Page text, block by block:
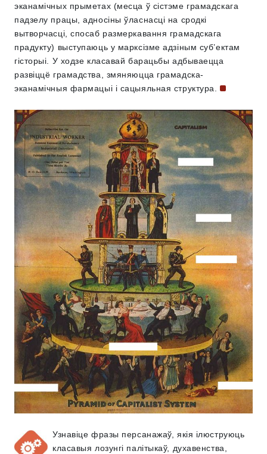
эканамічных прыметах (месца ў сістэме грамадскага
падзелу працы, адносіны ўласнасці на сродкі
вытворчасці, спосаб размеркавання грамадскага
прадукту) выступаюць у марксізме адзіным суб’ектам
гісторыі. У ходзе класавай барацьбы адбываецца
развіццё грамадства, змяняюцца грамадска-
эканамічныя фармацыі і сацыяльная структура.
Узнавіце фразы персанажаў, якія ілюструюць
класавыя лозунгі палітыкаў, духавенства,